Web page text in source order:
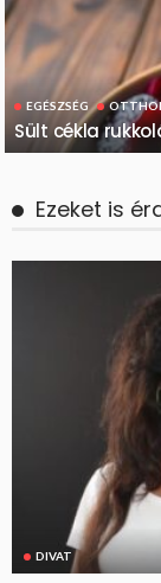
EGÉSZSÉG
Sült cékla
Ezeket is
DIVAT